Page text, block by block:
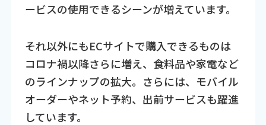
ービスの使用できるシーンが増えています。
それ以外にもECサイトで購入できるものは
コロナ禍以降さらに増え、食料品や家電など
のラインナップの拡大。さらには、モバイル
オーダーやネット予約、出前サービスも躍進
しています。